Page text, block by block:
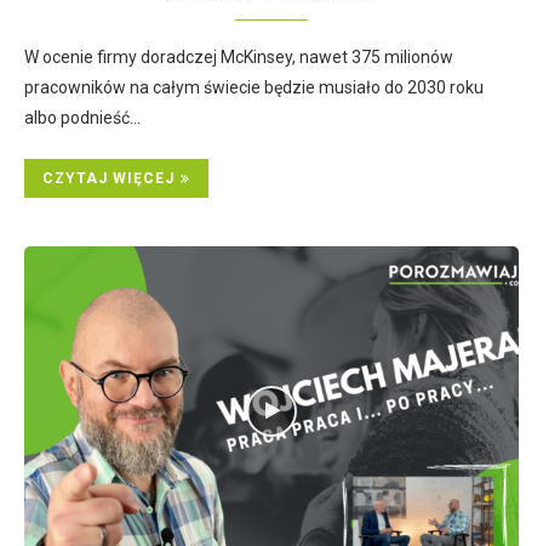
W ocenie firmy doradczej McKinsey, nawet 375 milionów
pracowników na całym świecie będzie musiało do 2030 roku
albo podnieść…
CZYTAJ WIĘCEJ